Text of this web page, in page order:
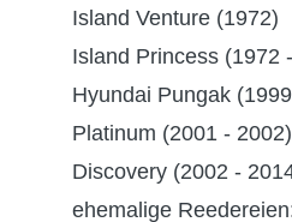
Island Venture (1972)
Island Princess (1972
Hyundai Pungak
Platinum (2001 - 2002)
Discovery (2002 -
ehemalige